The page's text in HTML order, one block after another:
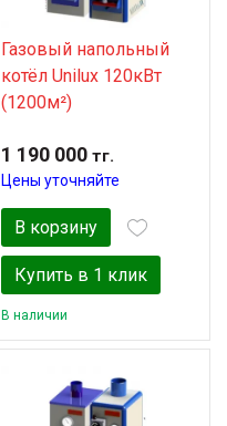
Газовый напольный
котёл Unilux 120кВт
(1200м²)
1 190 000тг.
Цены уточняйте
В корзину
Купить в 1 клик
В наличии